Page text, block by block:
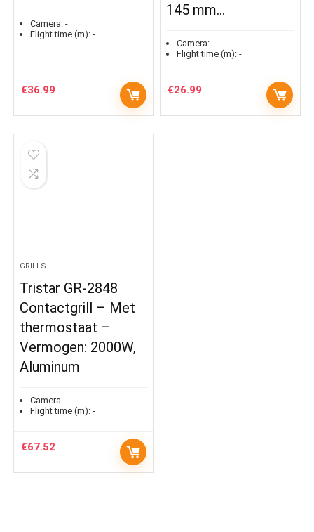
Camera: -
Flight time (m): -
€36.99
145 mm…
Camera: -
Flight time (m): -
€26.99
GRILLS
Tristar GR-2848
Contactgrill – Met
thermostaat –
Vermogen: 2000W,
Aluminum
Camera: -
Flight time (m): -
€67.52